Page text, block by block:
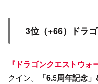
3位（+66）ドラ
『ドラゴンクエストウォ
クイン。
「6.5周年記念